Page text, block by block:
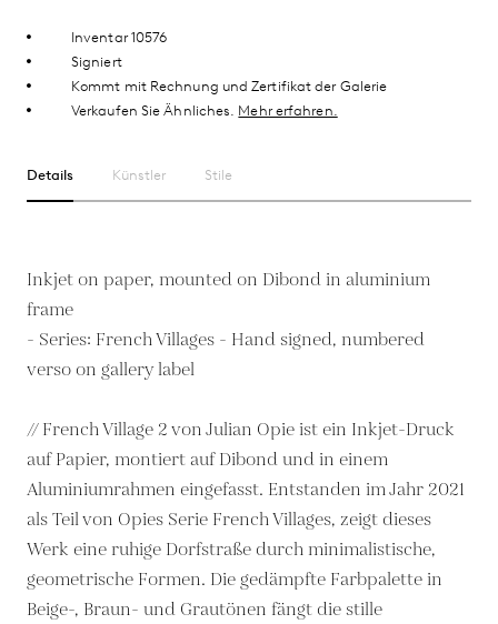
Inventar 10576
Signiert
Kommt mit Rechnung und Zertifikat der Galerie
Verkaufen Sie Ähnliches. Mehr erfahren.
Details Künstler Stile
Inkjet on paper, mounted on Dibond in aluminium
frame
- Series: French Villages - Hand signed, numbered
verso on gallery label
// French Village 2 von Julian Opie ist ein Inkjet-Druck
auf Papier, montiert auf Dibond und in einem
Aluminiumrahmen eingefasst. Entstanden im Jahr 2021
als Teil von Opies Serie French Villages, zeigt dieses
Werk eine ruhige Dorfstraße durch minimalistische,
geometrische Formen. Die gedämpfte Farbpalette in
Beige-, Braun- und Grautönen fängt die stille